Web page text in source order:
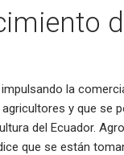
la
y que se
del Ecuador.
que se están